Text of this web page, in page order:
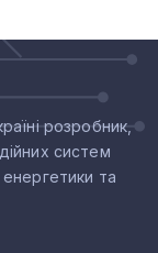
розробник,
систем
та